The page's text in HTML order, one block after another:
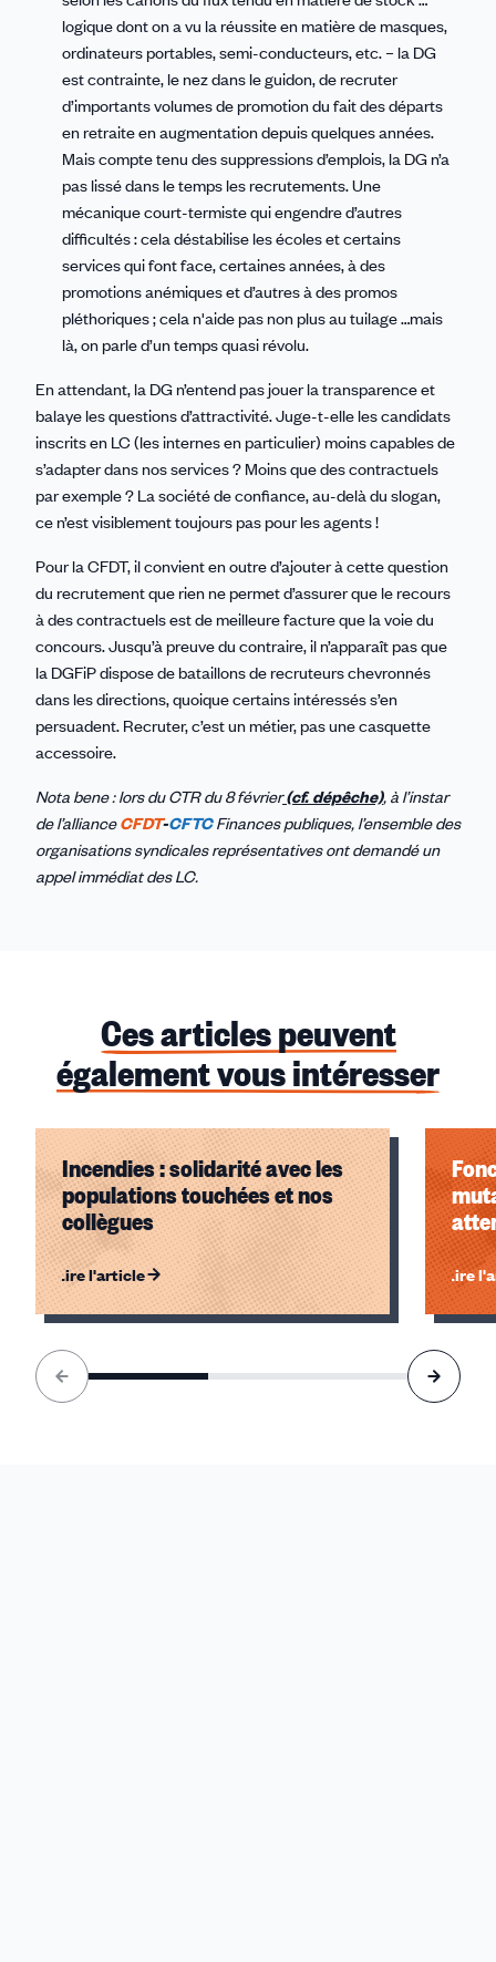
logique dont on a vu la réussite en matière de masques,
ordinateurs portables, semi-conducteurs, etc. – la DG
est contrainte, le nez dans le guidon, de recruter
d’importants volumes de promotion du fait des départs
en retraite en augmentation depuis quelques années.
Mais compte tenu des suppressions d’emplois, la DG n’a
pas lissé dans le temps les recrutements. Une
mécanique court-termiste qui engendre d’autres
difficultés : cela déstabilise les écoles et certains
services qui font face, certaines années, à des
promotions anémiques et d’autres à des promos
pléthoriques ; cela n'aide pas non plus au tuilage …mais
là, on parle d’un temps quasi révolu.
En attendant, la DG n’entend pas jouer la transparence et
balaye les questions d’attractivité. Juge-t-elle les candidats
inscrits en LC (les internes en particulier) moins capables de
s’adapter dans nos services ? Moins que des contractuels
par exemple ? La société de confiance, au-delà du slogan,
ce n’est visiblement toujours pas pour les agents !
Pour la CFDT, il convient en outre d’ajouter à cette question
du recrutement que rien ne permet d’assurer que le recours
à des contractuels est de meilleure facture que la voie du
concours. Jusqu’à preuve du contraire, il n’apparaît pas que
la DGFiP dispose de bataillons de recruteurs chevronnés
dans les directions, quoique certains intéressés s’en
persuadent. Recruter, c’est un métier, pas une casquette
accessoire.
Nota bene : lors du CTR du 8 février(cf. dépêche), à l’instar
de l’allianceCFDT-CFTCFinances publiques, l’ensemble des
organisations syndicales représentatives ont demandé un
appel immédiat des LC.
Ces articles peuvent
également vous intéresser
Incendies : solidarité avec les
populations touchées et nos
collègues
Lire l'article Lire